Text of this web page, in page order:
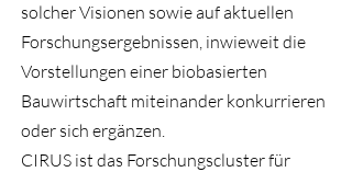
solcher Visionen sowie auf aktuellen
Forschungsergebnissen, inwieweit die
Vorstellungen einer biobasierten
Bauwirtschaft miteinander konkurrieren
oder sich ergänzen.
CIRUS ist das Forschungscluster für